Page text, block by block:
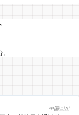
中国🇨🇳